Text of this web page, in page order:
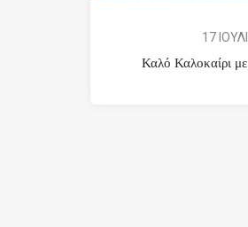
17
Καλό Καλοκαίρι